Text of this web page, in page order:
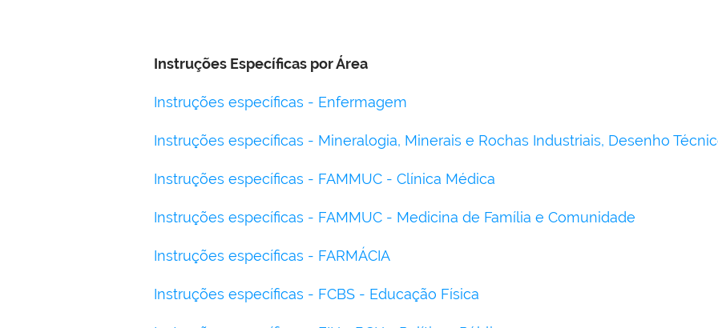
Instruções Específicas por Área
Instruções específicas - Enfermagem
Instruções específicas - Mineralogia, Minerais e Rochas Industriais, Desenho
Instruções específicas - FAMMUC - Clínica Médica
Instruções específicas - FAMMUC - Medicina de Família e Comunidade
Instruções específicas - FARMÁCIA
Instruções específicas - FCBS - Educação Física